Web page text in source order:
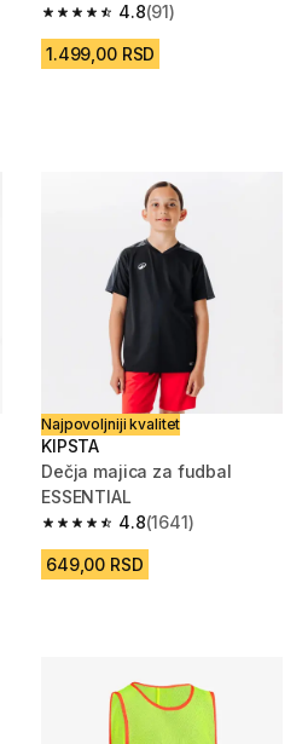
4.8
4.8 od 5 zvezdica from 91
(91)
1.499,00 RSD
Najpovoljniji kvalitet
KIPSTA
Dečja majica za fudbal
ESSENTIAL
4.8
4.8 od 5 zvezdica from 1641
(1641)
649,00 RSD